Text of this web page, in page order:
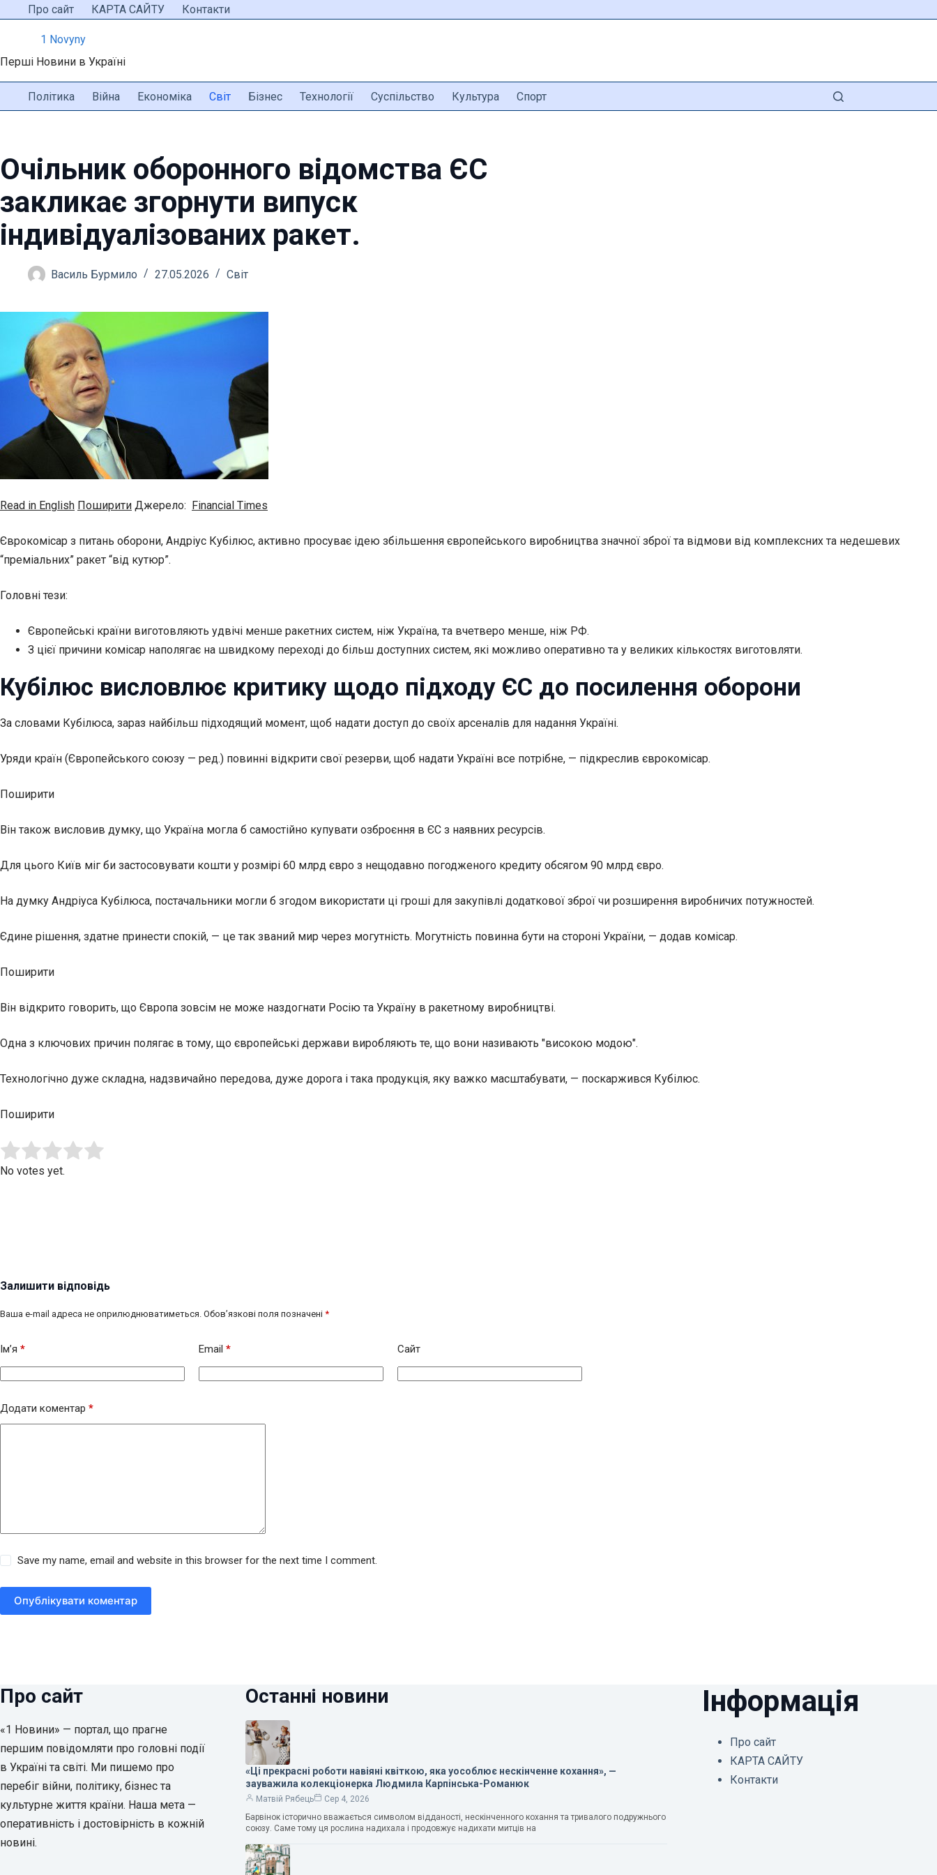
ПерейтиПро сайт КАРТА САЙТУ Контакти
1 Novyny
Перші Новини в Україні
Політика Війна Економіка Світ Бізнес Технології Суспільство Культура Спорт
Очільник оборонного відомства ЄС
закликає згорнути випуск
індивідуалізованих ракет.
Василь Бурмило 27.05.2026 Світ
Read in English Поширити Джерело: Financial Times
Єврокомісар з питань оборони, Андріус Кубілюс, активно просуває ідею збільшення європейського виробництва значної зброї та відмови від комплексних та недешевих
“преміальних” ракет “від кутюр”.
Головні тези:
Європейські країни виготовляють удвічі менше ракетних систем, ніж Україна, та вчетверо менше, ніж РФ.
З цієї причини комісар наполягає на швидкому переході до більш доступних систем, які можливо оперативно та у великих кількостях виготовляти.
Кубілюс висловлює критику щодо підходу ЄС до посилення оборони
За словами Кубілюса, зараз найбільш підходящий момент, щоб надати доступ до своїх арсеналів для надання Україні.
Уряди країн (Європейського союзу — ред.) повинні відкрити свої резерви, щоб надати Україні все потрібне, — підкреслив єврокомісар.
Поширити
Він також висловив думку, що Україна могла б самостійно купувати озброєння в ЄС з наявних ресурсів.
Для цього Київ міг би застосовувати кошти у розмірі 60 млрд євро з нещодавно погодженого кредиту обсягом 90 млрд євро.
На думку Андріуса Кубілюса, постачальники могли б згодом використати ці гроші для закупівлі додаткової зброї чи розширення виробничих потужностей.
Єдине рішення, здатне принести спокій, — це так званий мир через могутність. Могутність повинна бути на стороні України, — додав комісар.
Поширити
Він відкрито говорить, що Європа зовсім не може наздогнати Росію та Україну в ракетному виробництві.
Одна з ключових причин полягає в тому, що європейські держави виробляють те, що вони називають "високою модою".
Технологічно дуже складна, надзвичайно передова, дуже дорога і така продукція, яку важко масштабувати, — поскаржився Кубілюс.
Поширити
Rate this item:
No votes yet.
Залишити відповідь
Ваша e-mail адреса не оприлюднюватиметься. Обов’язкові поля позначені *
Ім’я * Email * Сайт
Додати коментар *
Save my name, email and website in this browser for the next time I comment.
Опублікувати коментар
Про сайт
«1 Новини» — портал, що прагне
першим повідомляти про головні події
в Україні та світі. Ми пишемо про
перебіг війни, політику, бізнес та
культурне життя країни. Наша мета —
оперативність і достовірність в кожній
новині.
Останні новини
«Ці прекрасні роботи навіяні квіткою, яка уособлює нескінченне кохання», —
зауважила колекціонерка Людмила Карпінська-Романюк
Матвій Рябець
Сер 4, 2026
Барвінок історично вважається символом відданості, нескінченного кохання та тривалого подружнього
союзу. Саме тому ця рослина надихала і продовжує надихати митців на
Інформація
Про сайт
КАРТА САЙТУ
Контакти